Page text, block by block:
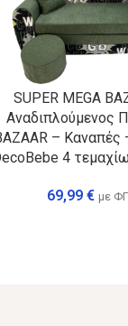
SUPER MEGA
Αναδιπλούμενος
– Καναπές
4
69,99 € με